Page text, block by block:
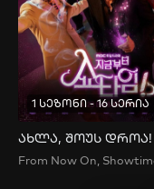
1 სეზონი - 16 სერია
ახლა, შოუს დროა!